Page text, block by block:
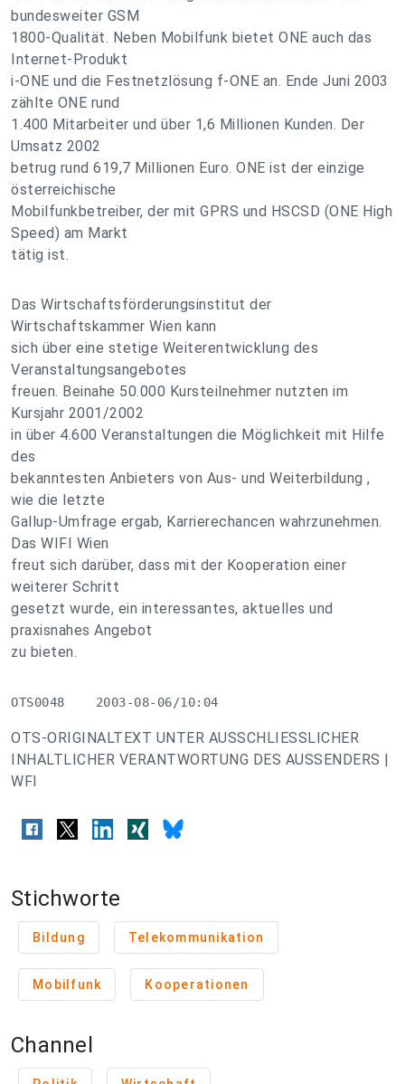
bundesweiter GSM
1800-Qualität. Neben Mobilfunk bietet ONE auch das
Internet-Produkt
i-ONE und die Festnetzlösung f-ONE an. Ende Juni 2003
zählte ONE rund
1.400 Mitarbeiter und über 1,6 Millionen Kunden. Der
Umsatz 2002
betrug rund 619,7 Millionen Euro. ONE ist der einzige
österreichische
Mobilfunkbetreiber, der mit GPRS und HSCSD (ONE High
Speed) am Markt
tätig ist.
Das Wirtschaftsförderungsinstitut der
Wirtschaftskammer Wien kann
sich über eine stetige Weiterentwicklung des
Veranstaltungsangebotes
freuen. Beinahe 50.000 Kursteilnehmer nutzten im
Kursjahr 2001/2002
in über 4.600 Veranstaltungen die Möglichkeit mit Hilfe
des
bekanntesten Anbieters von Aus- und Weiterbildung ,
wie die letzte
Gallup-Umfrage ergab, Karrierechancen wahrzunehmen.
Das WIFI Wien
freut sich darüber, dass mit der Kooperation einer
weiterer Schritt
gesetzt wurde, ein interessantes, aktuelles und
praxisnahes Angebot
zu bieten.
OTS0048    2003-08-06/10:04
OTS-ORIGINALTEXT UNTER AUSSCHLIESSLICHER
INHALTLICHER VERANTWORTUNG DES AUSSENDERS |
WFI
Stichworte
Bildung Telekommunikation
Mobilfunk Kooperationen
Channel